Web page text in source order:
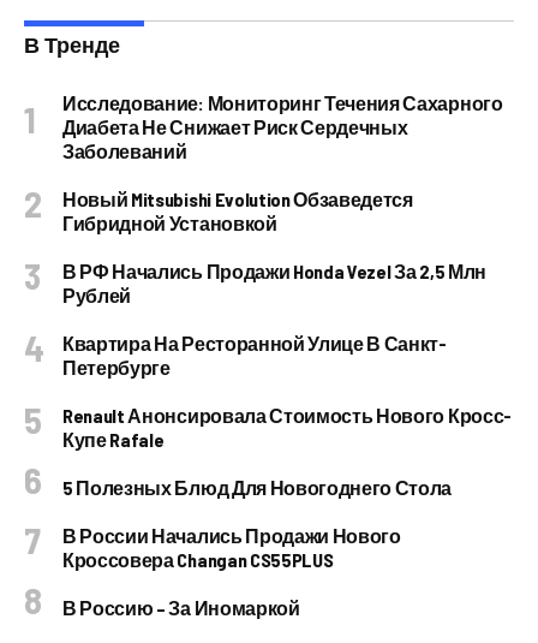
В Тренде
Исследование: Мониторинг Течения Сахарного
Диабета Не Снижает Риск Сердечных
Заболеваний
Новый Mitsubishi Evolution Обзаведется
Гибридной Установкой
В РФ Начались Продажи Honda Vezel За 2,5 Млн
Рублей
Квартира На Ресторанной Улице В Санкт-
Петербурге
Renault Анонсировала Стоимость Нового Кросс-
Купе Rafale
5 Полезных Блюд Для Новогоднего Стола
В России Начались Продажи Нового
Кроссовера Changan CS55PLUS
В Россию – За Иномаркой